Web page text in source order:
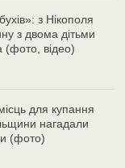
з Нікополя
з двома дітьми
(фото, відео)
для купання
нагадали
(фото)